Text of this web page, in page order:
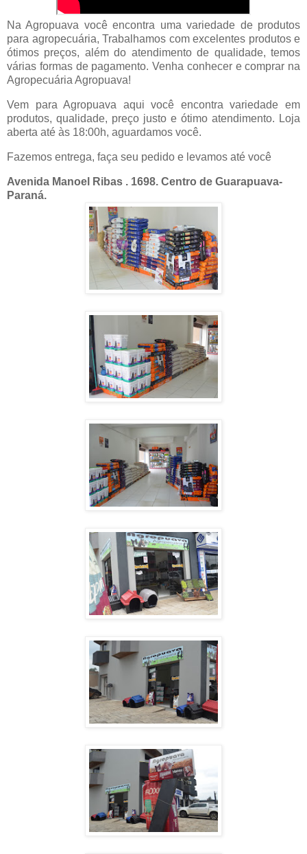
Na Agropuava você encontra uma variedade de produtos
para agropecuária, Trabalhamos com excelentes produtos e
ótimos preços, além do atendimento de qualidade, temos
várias formas de pagamento. Venha conhecer e comprar na
Agropecuária Agropuava!
Vem para Agropuava aqui você encontra variedade em
produtos, qualidade, preço justo e ótimo atendimento. Loja
aberta até às 18:00h, aguardamos você.
Fazemos entrega, faça seu pedido e levamos até você
Avenida Manoel Ribas . 1698. Centro de Guarapuava-
Paraná.